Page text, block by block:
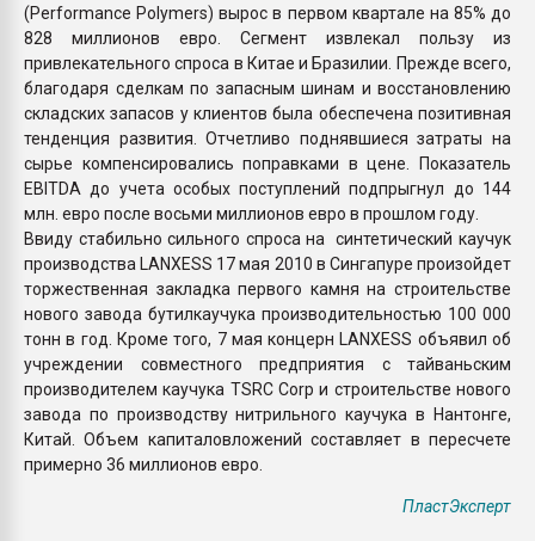
(Performance Polymers) вырос в первом квартале на 85% до
828 миллионов евро. Сегмент извлекал пользу из
привлекательного спроса в Китае и Бразилии. Прежде всего,
благодаря сделкам по запасным шинам и восстановлению
складских запасов у клиентов была обеспечена позитивная
тенденция развития. Отчетливо поднявшиеся затраты на
сырье компенсировались поправками в цене. Показатель
EBITDA до учета особых поступлений подпрыгнул до 144
млн. евро после восьми миллионов евро в прошлом году.
Ввиду стабильно сильного спроса на синтетический каучук
производства LANXESS 17 мая 2010 в Сингапуре произойдет
торжественная закладка первого камня на строительстве
нового завода бутилкаучука производительностью 100 000
тонн в год. Кроме того, 7 мая концерн LANXESS объявил об
учреждении совместного предприятия с тайваньским
производителем каучука TSRC Corp и строительстве нового
завода по производству нитрильного каучука в Нантонге,
Китай. Объем капиталовложений составляет в пересчете
примерно 36 миллионов евро.
ПластЭксперт